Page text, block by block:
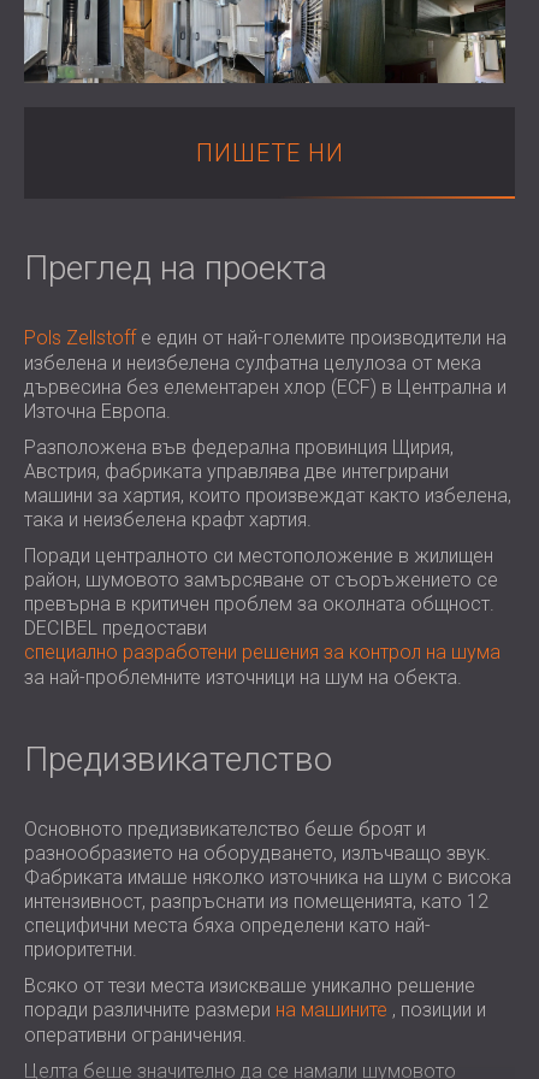
ХОТЕЛИ
ЗВУКОИЗОЛАЦИЯ И АКУСТИКА НА
ЗАЛИ
РЕШЕНИЯ ЗА ТЪРГОВСКИ ПОМЕЩЕНИЯ
ЗДРАВНИЯ СЕКТОР
ЗВУКОИЗОЛАЦИОННИ И АКУСТИЧНИ
РЕШЕНИЯ ЗА АУДИОЛОГИЧНИЯ
СЕКТОР
ЗВУКОИЗОЛАЦИОННИ И АКУСТИЧНИ
РЕШЕНИЯ ЗА ЦЕНТРОВЕ ЗА ДАННИ
POLAND (PL)
FINLAND (FI)
РОССИЯ (RU)
SOUTH AFRICA (ZA)
ПИШЕТЕ НИ
Преглед на проекта
Pols Zellstoffе един от най-големите производители на
избелена и неизбелена сулфатна целулоза от мека
дървесина без елементарен хлор (ECF) в Централна и
Източна Европа.
Разположена във федерална провинция Щирия,
Австрия, фабриката управлява две интегрирани
машини за хартия, които произвеждат както избелена,
така и неизбелена крафт хартия.
Поради централното си местоположение в жилищен
район, шумовото замърсяване от съоръжението се
превърна в критичен проблем за околната общност.
DECIBEL предостави
специално разработени решения за контрол на шума
за най-проблемните източници на шум на обекта.
Предизвикателство
Основното предизвикателство беше броят и
разнообразието на оборудването, излъчващо звук.
Фабриката имаше няколко източника на шум с висока
интензивност, разпръснати из помещенията, като 12
специфични места бяха определени като най-
приоритетни.
Всяко от тези места изискваше уникално решение
поради различните размери на машините , позиции и
оперативни ограничения.
Целта беше значително да се намали шумовото